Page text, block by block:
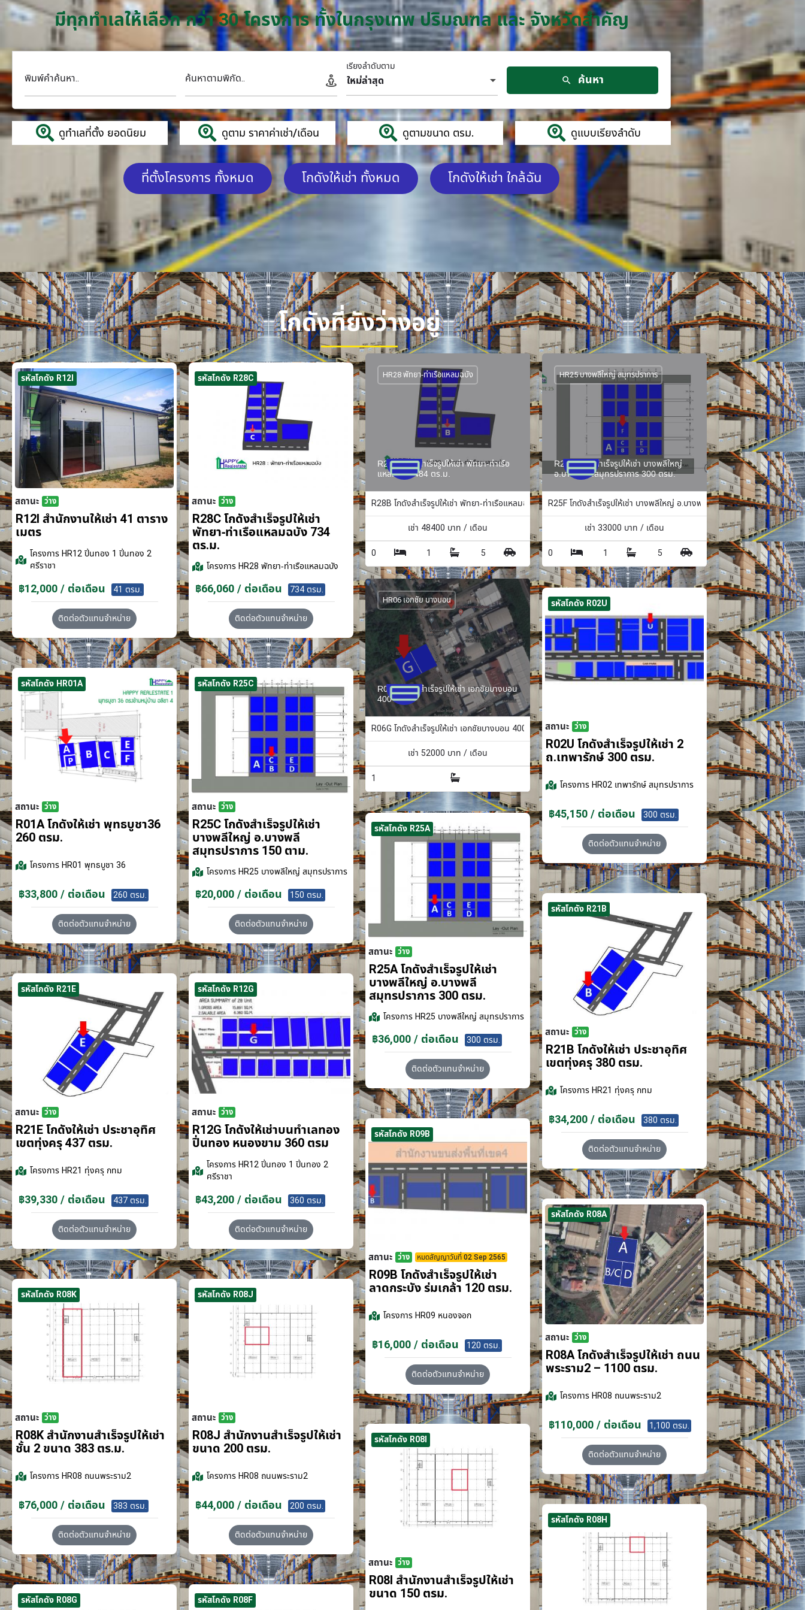
มีทุกทำเลให้เลือก กว่า 30 โครงการ ทั้งในกรุงเทพ ปริมณฑล และ จังหวัดสำคัญ
พิมพ์คำค้นหา.. ค้นหาตามพิกัด.. ใหม่ล่าสุด
เรียงลำดับตาม
ค้นหา
ดูทำเลที่ตั้ง ยอดนิยม ดูตาม ราคาค่าเช่า/เดือน ดูตามขนาด ตรม. ดูแบบเรียงลำดับ
ที่ตั้งโครงการ ทั้งหมด โกดังให้เช่า ทั้งหมด โกดังให้เช่า ใกล้ฉัน
โกดังที่ยังว่างอยู่
รหัสโกดัง R12I
สถานะ ว่าง
R12I สำนักงานให้เช่า 41 ตาราง
เมตร
โครงการHR12 ปิ่นทอง 1 ปิ่นทอง 2
ศรีราชา
฿12,000 / ต่อเดือน 41 ตรม.
ติดต่อตัวแทนจำหน่าย
รหัสโกดัง R28C
สถานะ ว่าง
R28C โกดังสำเร็จรูปให้เช่า
พัทยา-ท่าเรือแหลมฉบัง 734
ตร.ม.
โครงการHR28 พัทยา-ท่าเรือแหลมฉบัง
฿66,060 / ต่อเดือน 734 ตรม.
ติดต่อตัวแทนจำหน่าย
R28B โกดังสำเร็จรูปให้เช่า พัทยา-ท่าเรือ
แหลมฉบัง 484 ตร.ม.
HR28 พัทยา-ท่าเรือแหลมฉบัง
R28B โกดังสำเร็จรูปให้เช่า พัทยา-ท่าเรือแหลมฉบัง 484 ตร.ม.
เช่า 48400 บาท / เดือน
0
1 5
R25F โกดังสำเร็จรูปให้เช่า บางพลีใหญ่
อ.บางพลี จ.สมุทรปราการ 300 ตรม.
HR25 บางพลีใหญ่ สมุทรปราการ
R25F โกดังสำเร็จรูปให้เช่า บางพลีใหญ่ อ.บางพลี จ.สมุทรปราการ 300 ตรม.
เช่า 33000 บาท / เดือน
0
1 5
R06G โกดังสำเร็จรูปให้เช่า เอกชัยบางบอน
400 ตรม.
HR06 เอกชัย บางบอน
R06G โกดังสำเร็จรูปให้เช่า เอกชัยบางบอน 400 ตรม.
เช่า 52000 บาท / เดือน
1
รหัสโกดัง R02U
สถานะ ว่าง
R02U โกดังสำเร็จรูปให้เช่า 2
ถ.เทพารักษ์ 300 ตรม.
โครงการHR02 เทพารักษ์ สมุทรปราการ
฿45,150 / ต่อเดือน 300 ตรม.
ติดต่อตัวแทนจำหน่าย
รหัสโกดัง HR01A
สถานะ ว่าง
R01A โกดังให้เช่า พุทธบูชา36
260 ตรม.
โครงการHR01 พุทธบูชา 36
฿33,800 / ต่อเดือน 260 ตรม.
ติดต่อตัวแทนจำหน่าย
รหัสโกดัง R25C
สถานะ ว่าง
R25C โกดังสำเร็จรูปให้เช่า
บางพลีใหญ่ อ.บางพลี
สมุทรปราการ 150 ตาม.
โครงการHR25 บางพลีใหญ่ สมุทรปราการ
฿20,000 / ต่อเดือน 150 ตรม.
ติดต่อตัวแทนจำหน่าย
รหัสโกดัง R25A
สถานะ ว่าง
R25A โกดังสำเร็จรูปให้เช่า
บางพลีใหญ่ อ.บางพลี
สมุทรปราการ 300 ตรม.
โครงการHR25 บางพลีใหญ่ สมุทรปราการ
฿36,000 / ต่อเดือน 300 ตรม.
ติดต่อตัวแทนจำหน่าย
รหัสโกดัง R21B
สถานะ ว่าง
R21B โกดังให้เช่า ประชาอุทิศ
เขตทุ่งครุ 380 ตรม.
โครงการHR21 ทุ่งครุ กทม
฿34,200 / ต่อเดือน 380 ตรม.
ติดต่อตัวแทนจำหน่าย
รหัสโกดัง R21E
สถานะ ว่าง
R21E โกดังให้เช่า ประชาอุทิศ
เขตทุ่งครุ 437 ตรม.
โครงการHR21 ทุ่งครุ กทม
฿39,330 / ต่อเดือน 437 ตรม.
ติดต่อตัวแทนจำหน่าย
รหัสโกดัง R12G
สถานะ ว่าง
R12G โกดังให้เช่าบนทำเลทอง
ปิ่นทอง หนองขาม 360 ตรม
โครงการHR12 ปิ่นทอง 1 ปิ่นทอง 2
ศรีราชา
฿43,200 / ต่อเดือน 360 ตรม.
ติดต่อตัวแทนจำหน่าย
รหัสโกดัง R09B
สถานะ ว่าง หมดสัญญาวันที่ 02 Sep 2565
R09B โกดังสำเร็จรูปให้เช่า
ลาดกระบัง​ ร่มเกล้า 120 ตรม.
โครงการHR09 หนองจอก
฿16,000 / ต่อเดือน 120 ตรม.
ติดต่อตัวแทนจำหน่าย
รหัสโกดัง R08A
สถานะ ว่าง
R08A โกดังสำเร็จรูปให้เช่า ถนน
พระราม2 – 1100 ตรม.
โครงการHR08 ถนนพระราม2
฿110,000 / ต่อเดือน 1,100 ตรม.
ติดต่อตัวแทนจำหน่าย
รหัสโกดัง R08K
สถานะ ว่าง
R08K สำนักงานสำเร็จรูปให้เช่า
ชั้น 2 ขนาด 383 ตร.ม.
โครงการHR08 ถนนพระราม2
฿76,000 / ต่อเดือน 383 ตรม.
ติดต่อตัวแทนจำหน่าย
รหัสโกดัง R08J
สถานะ ว่าง
R08J สำนักงานสำเร็จรูปให้เช่า
ขนาด 200 ตรม.
โครงการHR08 ถนนพระราม2
฿44,000 / ต่อเดือน 200 ตรม.
ติดต่อตัวแทนจำหน่าย
รหัสโกดัง R08I
สถานะ ว่าง
R08I สำนักงานสำเร็จรูปให้เช่า
ขนาด 150 ตรม.
รหัสโกดัง R08H
รหัสโกดัง R08G รหัสโกดัง R08F